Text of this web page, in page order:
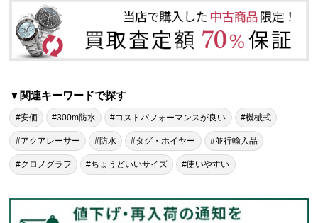
▼関連キーワードで探す
#安価 #300m防水 #コストパフォーマンスが良い #機械式
#アクアレーサー #防水 #タグ・ホイヤー #並行輸入品
#クロノグラフ #ちょうどいいサイズ #使いやすい